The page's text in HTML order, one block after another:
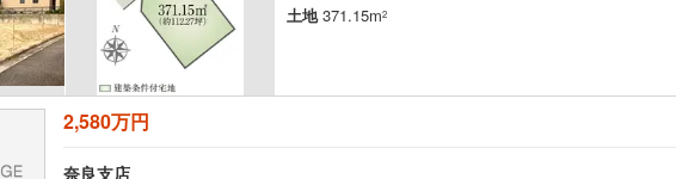
土地371.15m2
2,580万円
奈良支店